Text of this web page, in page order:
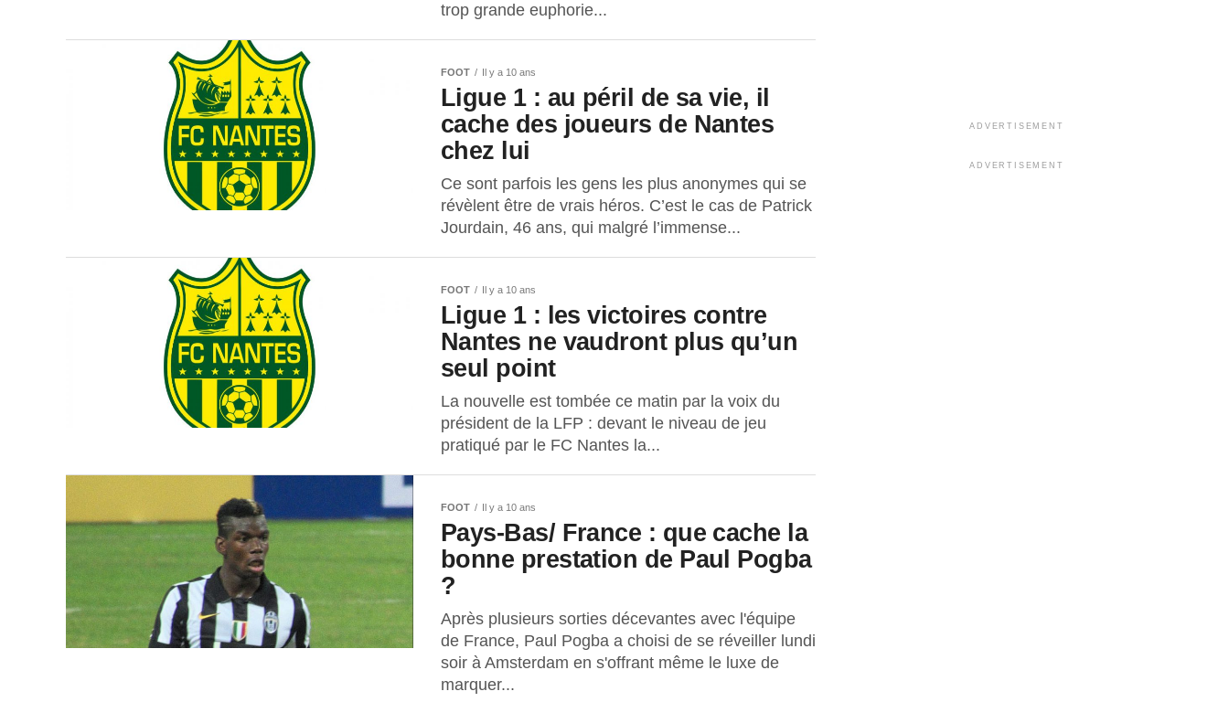
trop grande euphorie...
FOOT Il y a 10 ans
Ligue 1 : au péril de sa vie, il
cache des joueurs de Nantes
chez lui
Ce sont parfois les gens les plus anonymes qui se
révèlent être de vrais héros. C’est le cas de Patrick
Jourdain, 46 ans, qui malgré l’immense...
FOOT Il y a 10 ans
Ligue 1 : les victoires contre
Nantes ne vaudront plus qu’un
seul point
La nouvelle est tombée ce matin par la voix du
président de la LFP : devant le niveau de jeu
pratiqué par le FC Nantes la...
FOOT Il y a 10 ans
Pays-Bas/ France : que cache la
bonne prestation de Paul Pogba
?
Après plusieurs sorties décevantes avec l'équipe
de France, Paul Pogba a choisi de se réveiller lundi
soir à Amsterdam en s'offrant même le luxe de
marquer...
ADVERTISEMENT
ADVERTISEMENT